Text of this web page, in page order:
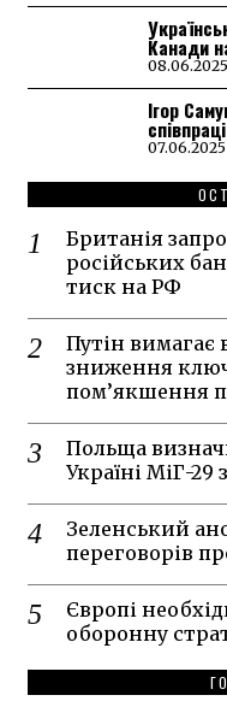
Канади
08.06.2025
Ігор
07.06.2025
Британія
російських
тиск на РФ
Путін вимагає
зниження
пом’якшення
Польща
Україні МіГ-29
Зеленський
переговорів
Європі
оборонну